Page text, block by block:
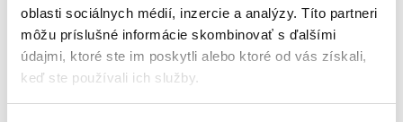
oblasti sociálnych médií, inzercie a analýzy. Títo partneri
môžu príslušné informácie skombinovať s ďalšími
údajmi, ktoré ste im poskytli alebo ktoré od vás získali,
keď ste používali ich služby.